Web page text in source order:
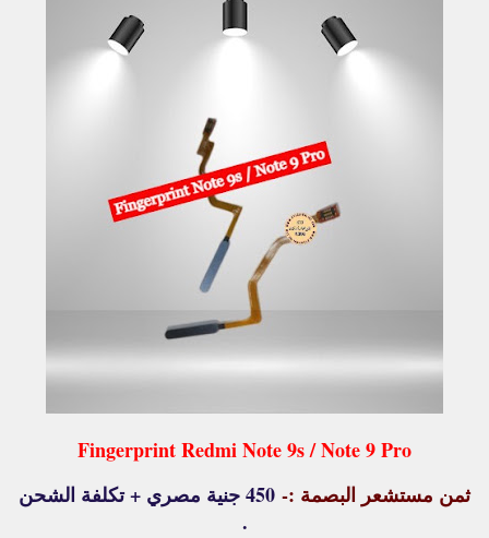
Fingerprint Redmi Note 9s / Note 9 Pro
ثمن مستشعر البصمة :-
450 جنية مصري + تكلفة الشحن
.